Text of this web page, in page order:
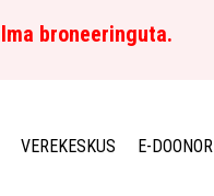
broneeringuta.
VEREKESKUS E-DOONOR